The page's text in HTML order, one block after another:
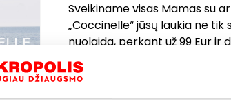
Sveikiname visas Mamas su
„Coccinelle“ jūsų laukia ne
nuolaida, perkant už 99 Eur ir
gegužės 3 d. Nuolaidos
„Coccinelle“ antrame aukšte!